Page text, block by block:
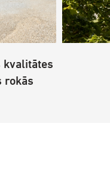
kvalitātes
rokās